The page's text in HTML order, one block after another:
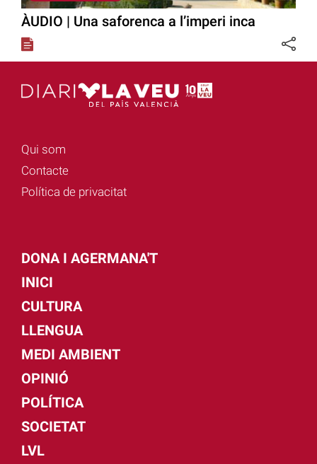
ÀUDIO | Una saforenca a l’imperi inca
Qui som
Contacte
Política de privacitat
DONA I AGERMANA'T
INICI
CULTURA
LLENGUA
MEDI AMBIENT
OPINIÓ
POLÍTICA
SOCIETAT
LVL